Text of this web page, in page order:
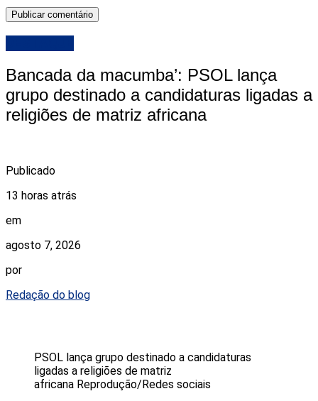
Bancada da macumba’: PSOL lança
grupo destinado a candidaturas ligadas a
religiões de matriz africana
Publicado
13 horas atrás
em
agosto 7, 2026
por
Redação do blog
PSOL lança grupo destinado a candidaturas
ligadas a religiões de matriz
africana Reprodução/Redes sociais